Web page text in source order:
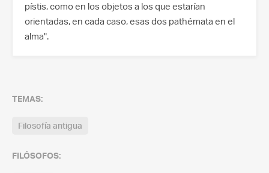
pístis, como en los objetos a los que estarían
orientadas, en cada caso, esas dos pathémata en el
alma".
TEMAS:
Filosofía antigua
FILÓSOFOS: